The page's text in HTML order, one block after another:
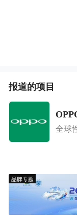
报道的项目
全球
品牌专题